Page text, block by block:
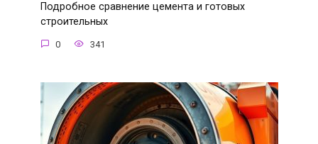
Подробное сравнение цемента и готовых
строительных
0 341